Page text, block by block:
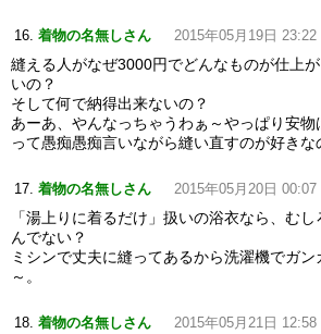
着物の名無しさん 2015年05月19日 23:22
縫える人がなぜ3000円でどんなものが仕上
いの？
そして何で納得出来ないの？
あーあ、やんなっちゃうわぁ～やっぱり安物
って愚痴愚痴言いながら縫い直すのが好きな
着物の名無しさん 2015年05月20日 00:07
「湯上りに着るだけ」扱いの浴衣なら、む
んでない？
ミシンで丈夫に縫ってあるから洗濯機でガ
～。
着物の名無しさん 2015年05月21日 12:58